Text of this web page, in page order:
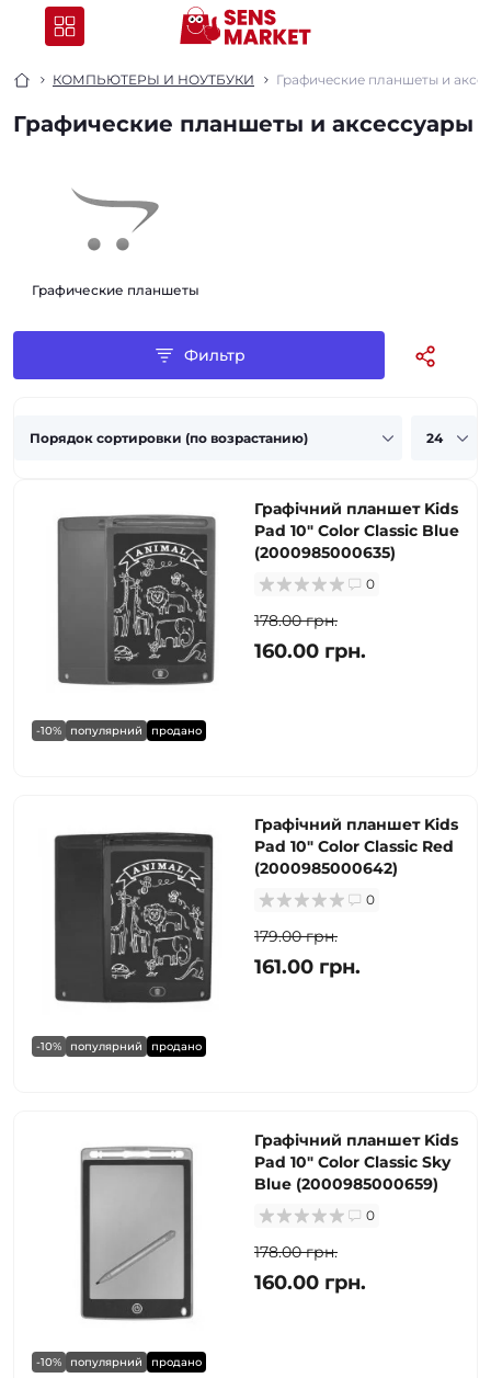
КОМПЬЮТЕРЫ И НОУТБУКИ Графические планшеты и
Графические планшеты и аксессуары
Графические планшеты
Фильтр
-10% популярний продано
Графічний планшет Kids
Pad 10" Color Classic Blue
(2000985000635)
0
178.00 грн.
160.00 грн.
-10% популярний продано
Графічний планшет Kids
Pad 10" Color Classic Red
(2000985000642)
0
179.00 грн.
161.00 грн.
-10% популярний продано
Графічний планшет Kids
Pad 10" Color Classic Sky
Blue (2000985000659)
0
178.00 грн.
160.00 грн.